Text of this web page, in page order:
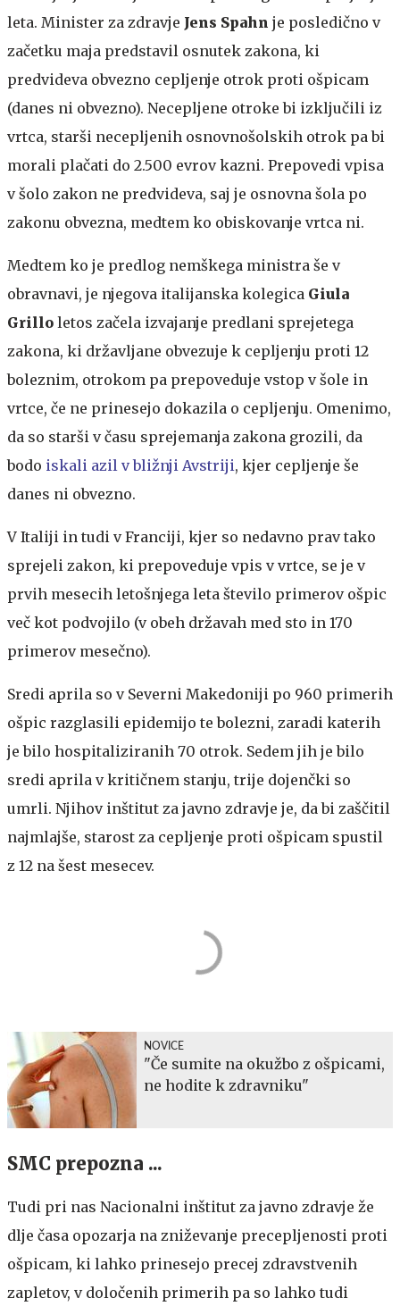
leta. Minister za zdravje Jens Spahn je posledično v
začetku maja predstavil osnutek zakona, ki
predvideva obvezno cepljenje otrok proti ošpicam
(danes ni obvezno). Necepljene otroke bi izključili iz
vrtca, starši necepljenih osnovnošolskih otrok pa bi
morali plačati do 2.500 evrov kazni. Prepovedi vpisa
v šolo zakon ne predvideva, saj je osnovna šola po
zakonu obvezna, medtem ko obiskovanje vrtca ni.
Medtem ko je predlog nemškega ministra še v
obravnavi, je njegova italijanska kolegica Giula
Grillo letos začela izvajanje predlani sprejetega
zakona, ki državljane obvezuje k cepljenju proti 12
boleznim, otrokom pa prepoveduje vstop v šole in
vrtce, če ne prinesejo dokazila o cepljenju. Omenimo,
da so starši v času sprejemanja zakona grozili, da
bodo iskali azil v bližnji Avstriji, kjer cepljenje še
danes ni obvezno.
V Italiji in tudi v Franciji, kjer so nedavno prav tako
sprejeli zakon, ki prepoveduje vpis v vrtce, se je v
prvih mesecih letošnjega leta število primerov ošpic
več kot podvojilo (v obeh državah med sto in 170
primerov mesečno).
Sredi aprila so v Severni Makedoniji po 960 primerih
ošpic razglasili epidemijo te bolezni, zaradi katerih
je bilo hospitaliziranih 70 otrok. Sedem jih je bilo
sredi aprila v kritičnem stanju, trije dojenčki so
umrli. Njihov inštitut za javno zdravje je, da bi zaščitil
najmlajše, starost za cepljenje proti ošpicam spustil
z 12 na šest mesecev.
NOVICE
"Če sumite na okužbo z ošpicami,
ne hodite k zdravniku"
SMC prepozna ...
Tudi pri nas Nacionalni inštitut za javno zdravje že
dlje časa opozarja na zniževanje precepljenosti proti
ošpicam, ki lahko prinesejo precej zdravstvenih
zapletov, v določenih primerih pa so lahko tudi